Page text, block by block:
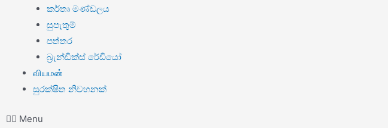
කර්තෘ මණ්ඩලය
සුපැතුම්
පත්තර
බ්‍රැන්ඩික්ස් රේඩියෝ
வியமன்
සුරක්ෂිත නිවහනක්
Menu